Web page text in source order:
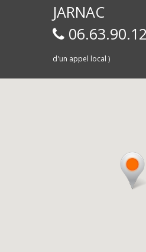
JARNAC
d'un appel local )